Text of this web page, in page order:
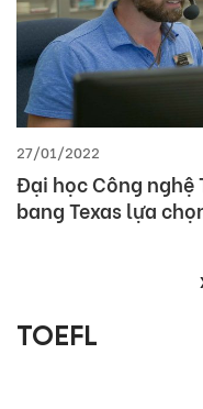
27/01/2022
Đại học Công nghệ
bang Texas lựa
TOEFL